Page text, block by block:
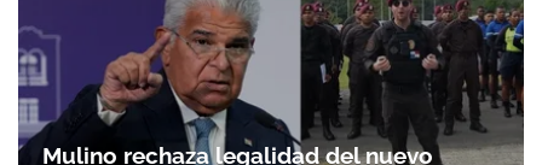
Mulino rechaza legalidad del nuevo